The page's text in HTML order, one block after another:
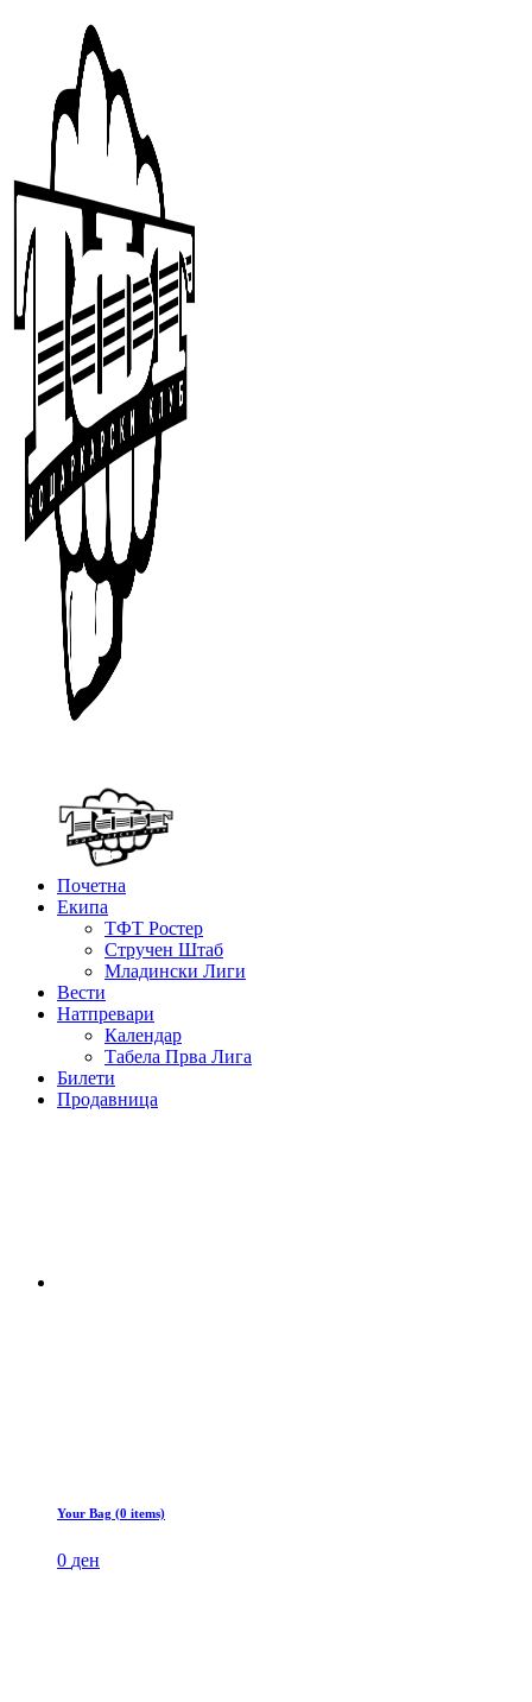
Почетна
Екипа
ТФТ Ростер
Стручен Штаб
Младински Лиги
Вести
Натпревари
Календар
Табела Прва Лига
Билети
Продавница
Your Bag (0 items)
0 ден